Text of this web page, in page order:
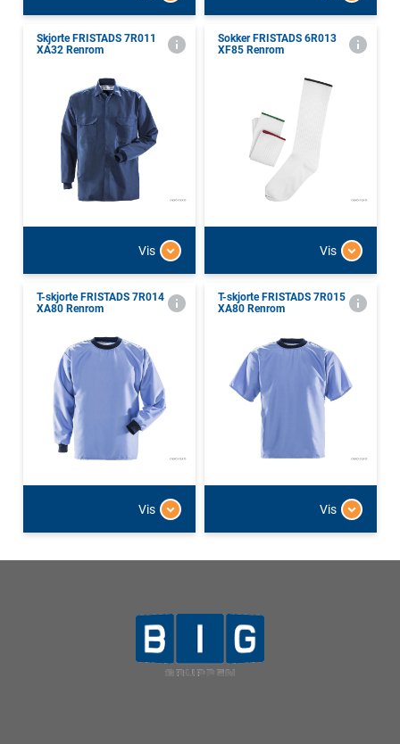
Skjorte FRISTADS 7R011
XA32 Renrom
Vis
Sokker FRISTADS 6R013
XF85 Renrom
Vis
T-skjorte FRISTADS 7R014
XA80 Renrom
Vis
T-skjorte FRISTADS 7R015
XA80 Renrom
Vis